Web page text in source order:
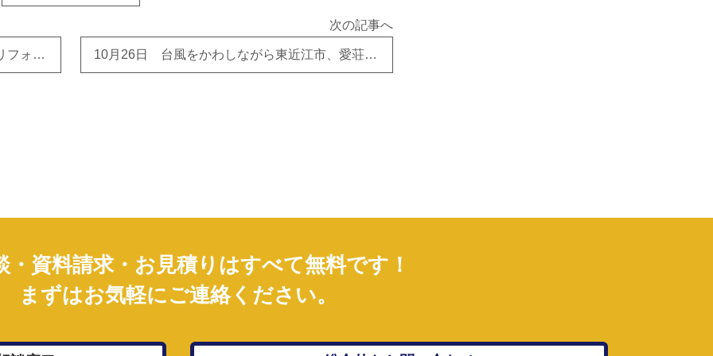
10月24日 東近江市Ｍ様邸にてキッチンリフォーム工事をご依頼いただきました！台風が近づいております。
次の記事へ
10月26日 台風をかわしながら東近江市、愛荘町、多賀町でリフォーム工事が進行中です！
・資料請求・お見積りはすべて無料です！
まずはお気軽にご連絡ください。